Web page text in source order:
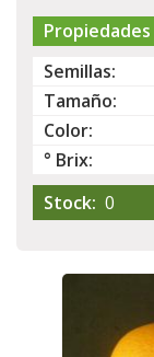
Propiedades
Semillas:
Tamaño:
Color:
° Brix:
Stock: 0